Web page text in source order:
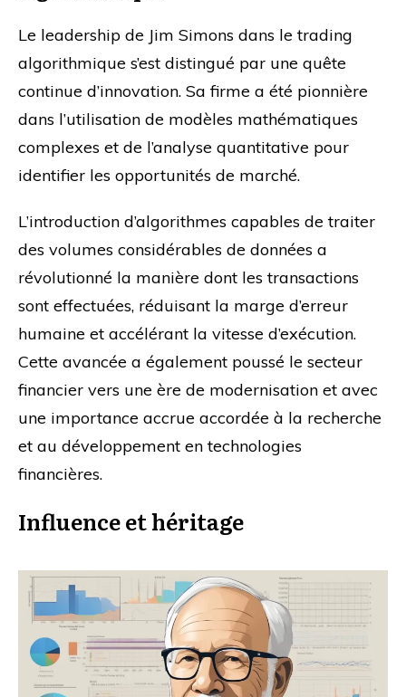
Le leadership de Jim Simons dans le trading
algorithmique s’est distingué par une quête
continue d’innovation. Sa firme a été pionnière
dans l’utilisation de modèles mathématiques
complexes et de l’analyse quantitative pour
identifier les opportunités de marché.
L’introduction d’algorithmes capables de traiter
des volumes considérables de données a
révolutionné la manière dont les transactions
sont effectuées, réduisant la marge d’erreur
humaine et accélérant la vitesse d’exécution.
Cette avancée a également poussé le secteur
financier vers une ère de modernisation et avec
une importance accrue accordée à la recherche
et au développement en technologies
financières.
Influence et héritage